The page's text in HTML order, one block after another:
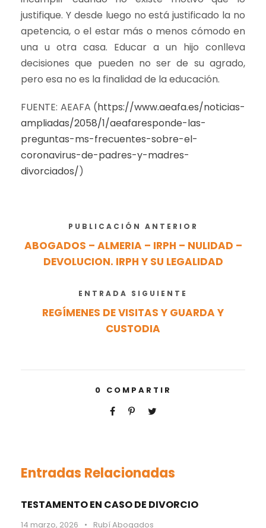
justifique. Y desde luego no está justificado la no
apetencia, o el estar más o menos cómodo en
una u otra casa. Educar a un hijo conlleva
decisiones que pueden no ser de su agrado,
pero esa no es la finalidad de la educación.
FUENTE: AEAFA (https://www.aeafa.es/noticias-
ampliadas/2058/1/aeafaresponde-las-
preguntas-ms-frecuentes-sobre-el-
coronavirus-de-padres-y-madres-
divorciados/)
PUBLICACIÓN ANTERIOR
ABOGADOS – ALMERIA – IRPH – NULIDAD –
DEVOLUCION. IRPH Y SU LEGALIDAD
ENTRADA SIGUIENTE
REGÍMENES DE VISITAS Y GUARDA Y
CUSTODIA
0 COMPARTIR
Entradas Relacionadas
TESTAMENTO EN CASO DE DIVORCIO
14 marzo, 2026 • Rubí Abogados